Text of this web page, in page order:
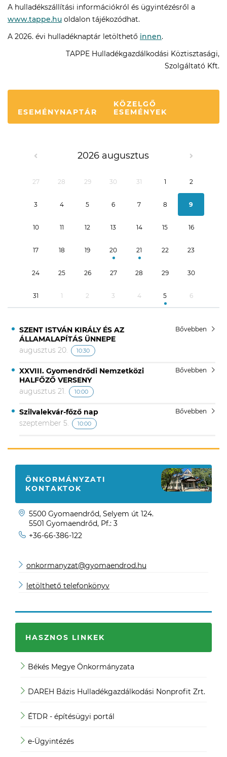
A hulladékszállítási információkról és ügyintézésről a
www.tappe.hu oldalon tájékozódhat.
A 2026. évi hulladéknaptár letölthető innen.
TAPPE Hulladékgazdálkodási Köztisztasági,
Szolgáltató Kft.
ESEMÉNYNAPTÁR
KÖZELGŐ
ESEMÉNYEK
2026 augusztus
27 28 29 30 31 1 2
3 4 5 6 7 8 9
10 11 12 13 14 15 16
17 18 19 20 21 22 23
24 25 26 27 28 29 30
31 1 2 3 4 5 6
SZENT ISTVÁN KIRÁLY ÉS AZ
ÁLLAMALAPÍTÁS ÜNNEPE
Bővebben
augusztus 20. 10:30
XXVIII. Gyomendrődi Nemzetközi
HALFŐZŐ VERSENY
Bővebben
augusztus 21. 10:00
Szilvalekvár-főző nap Bővebben
szeptember 5. 10:00
ÖNKORMÁNYZATI
KONTAKTOK
5500 Gyomaendrőd, Selyem út 124.
5501 Gyomaendrőd, Pf.: 3
+36-66-386-122
onkormanyzat@gyomaendrod.hu
letölthető telefonkönyv
HASZNOS LINKEK
Békés Megye Önkormányzata
DAREH Bázis Hulladékgazdálkodási Nonprofit Zrt.
ÉTDR - építésügyi portál
e-Ügyintézés